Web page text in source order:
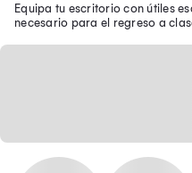
Equipa tu escritorio con útiles
necesario para el regreso a